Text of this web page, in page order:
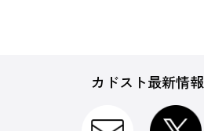
カドスト最新情